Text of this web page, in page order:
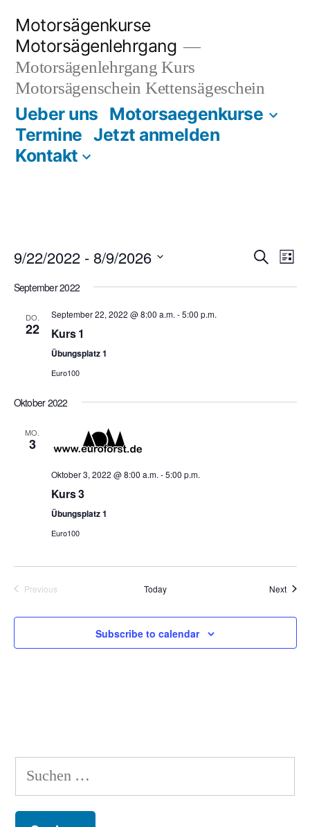
Inhalt
springen
Motorsägenkurse
Motorsägenlehrgang
Motorsägenlehrgang Kurs
Motorsägenschein Kettensägeschein
Ueber uns Motorsaegenkurse
Termine Jetzt anmelden
Kontakt
Search
List
9/22/2022 - 8/9/2026
Select
September 2022
DO.
22
September 22, 2022 @ 8:00 a.m. -5:00 p.m.
Kurs 1
Übungsplatz 1
Euro100
Oktober 2022
MO.
3
Oktober 3, 2022 @ 8:00 a.m. -5:00 p.m.
Kurs 3
Übungsplatz 1
Euro100
Previous
Today Next
Subscribe to calendar
Suchen
nach: